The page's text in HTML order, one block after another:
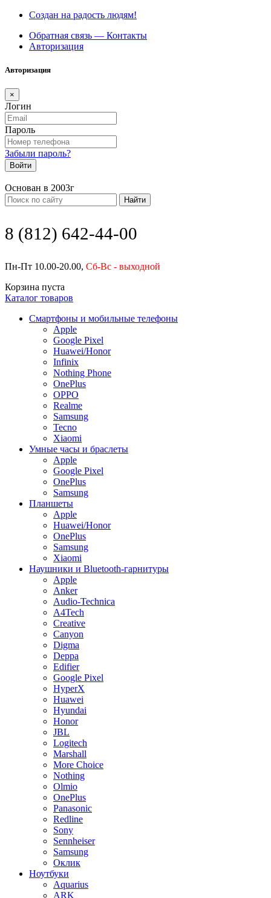
Создан на радость людям!
Обратная связь — Контакты
Авторизация
Авторизация
×
Логин
Пароль
Забыли пароль?
Войти
Основан в 2003г
Найти
8 (812) 642-44-00
Пн-Пт 10.00-20.00, Сб-Вс - выходной
Корзина пуста
Каталог товаров
Смартфоны и мобильные телефоны
Apple
Google Pixel
Huawei/Honor
Infinix
Nothing Phone
OnePlus
OPPO
Realme
Samsung
Tecno
Xiaomi
Умные часы и браслеты
Apple
Google Pixel
OnePlus
Samsung
Планшеты
Apple
Huawei/Honor
OnePlus
Samsung
Xiaomi
Наушники и Bluetooth-гарнитуры
Apple
Anker
Audio-Technica
A4Tech
Creative
Canyon
Digma
Deppa
Edifier
Google Pixel
HyperX
Huawei
Hyundai
Honor
JBL
Logitech
Marshall
More Choice
Nothing
Olmio
OnePlus
Panasonic
Redline
Sony
Sennheiser
Samsung
Оклик
Ноутбуки
Aquarius
ARK